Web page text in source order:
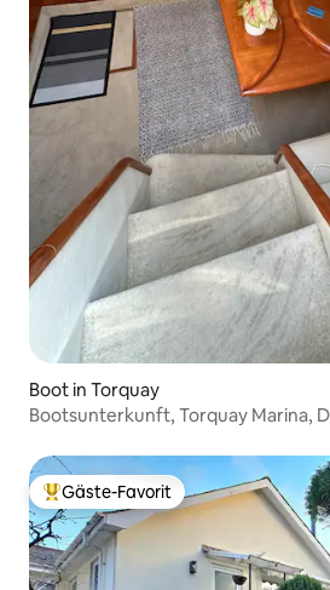
Boot in Torquay
Bootsunterkunft, Torquay Marina,
Beliebter Gäste-Favorit.
Gäste-Favorit